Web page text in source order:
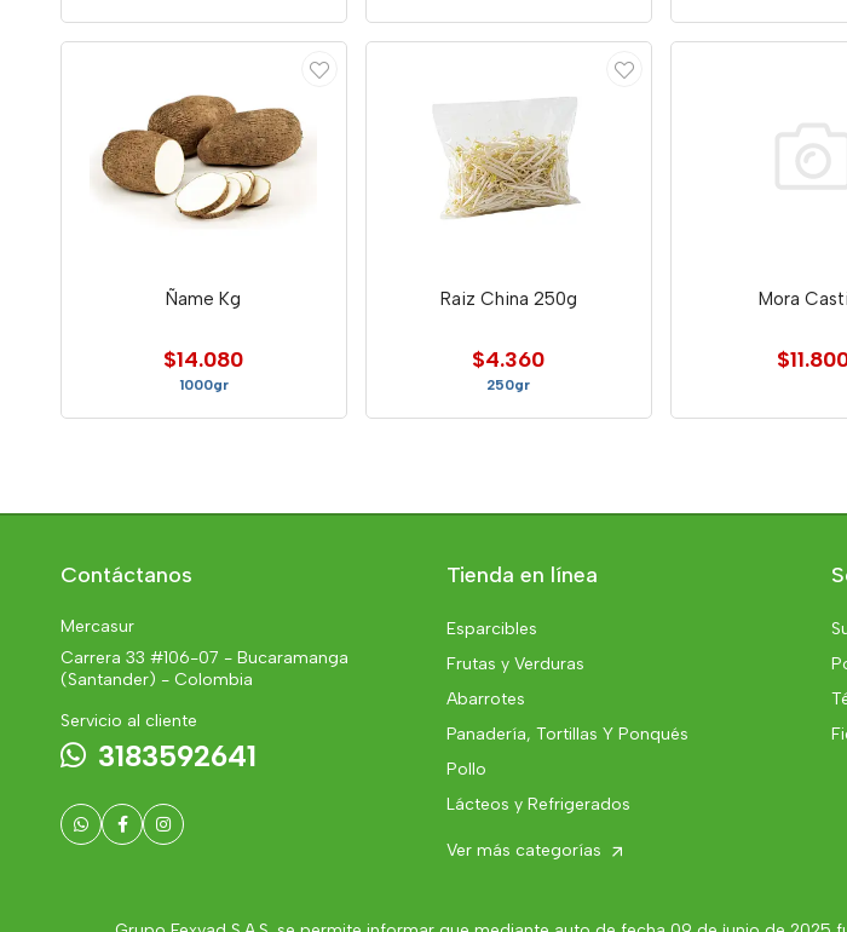
Ñame Kg
$14.080
1000gr
Raiz China 250g
$4.360
250gr
Mora
Contáctanos
Mercasur
Carrera 33 #106-07 - Bucaramanga
(Santander) - Colombia
Servicio al cliente
3183592641
Tienda en línea
Esparcibles
Frutas y Verduras
Abarrotes
Panadería, Tortillas Y Ponqués
Pollo
Lácteos y Refrigerados
Ver más categorías